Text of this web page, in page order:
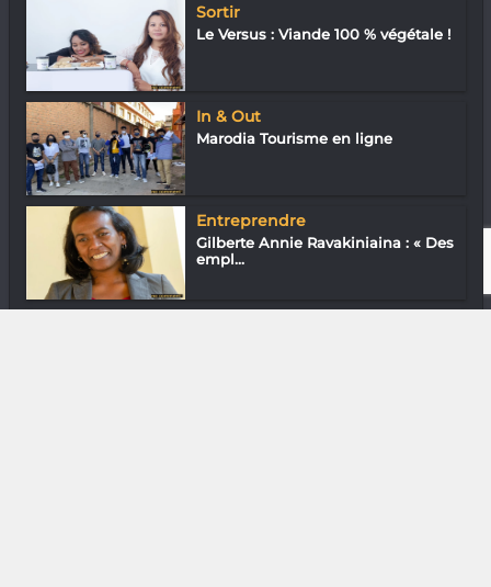
Sortir
Le Versus : Viande 100 % végétale !
In & Out
Marodia Tourisme en ligne
Entreprendre
Gilberte Annie Ravakiniaina : « Des
empl...